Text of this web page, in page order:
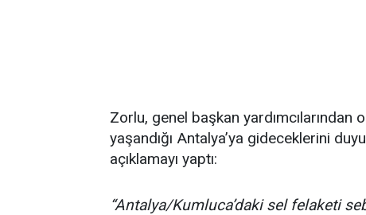
Zorlu, genel başkan
yaşandığı Antalya’ya gideceklerini
açıklamayı yaptı:
“Antalya/Kumluca’daki sel felaketi